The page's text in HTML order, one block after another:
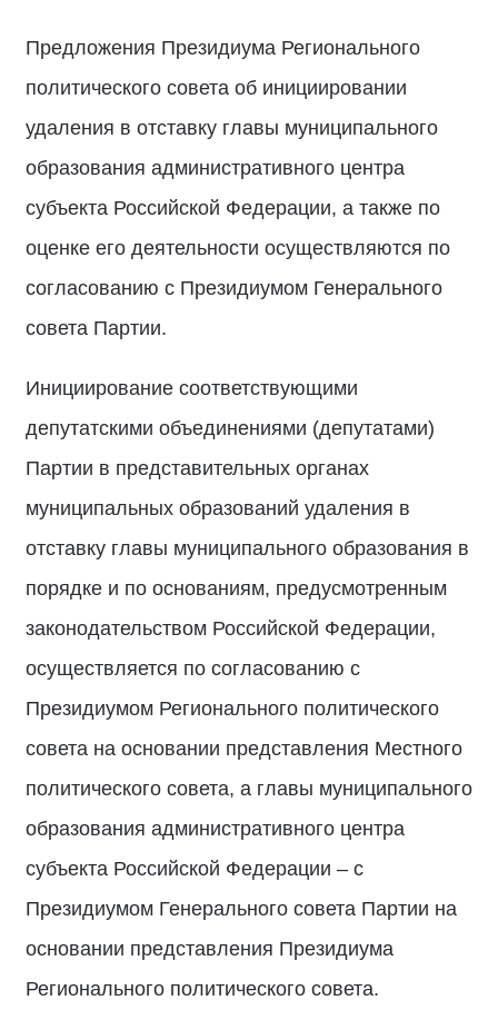
Предложения Президиума Регионального
политического совета об инициировании
удаления в отставку главы муниципального
образования административного центра
субъекта Российской Федерации, а также по
оценке его деятельности осуществляются по
согласованию с Президиумом Генерального
совета Партии.
Инициирование соответствующими
депутатскими объединениями (депутатами)
Партии в представительных органах
муниципальных образований удаления в
отставку главы муниципального образования в
порядке и по основаниям, предусмотренным
законодательством Российской Федерации,
осуществляется по согласованию с
Президиумом Регионального политического
совета на основании представления Местного
политического совета, а главы муниципального
образования административного центра
субъекта Российской Федерации – с
Президиумом Генерального совета Партии на
основании представления Президиума
Регионального политического совета.